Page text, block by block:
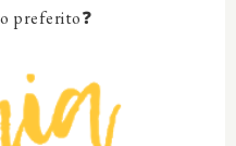
preferito❓